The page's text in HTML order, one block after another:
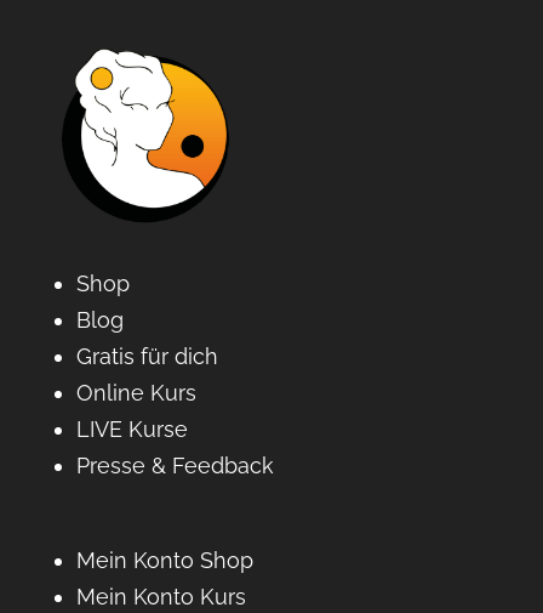
Shop
Blog
Gratis für dich
Online Kurs
LIVE Kurse
Presse & Feedback
Mein Konto Shop
Mein Konto Kurs